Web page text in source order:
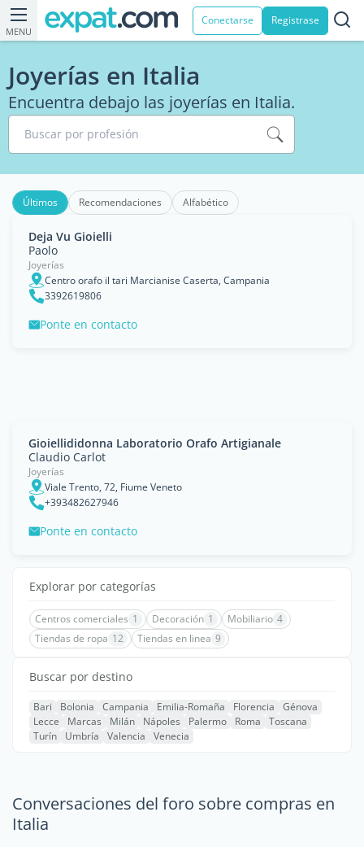
MENU
Conectarse Registrase
Joyerías en Italia
Encuentra debajo las joyerías en Italia.
Buscar por profesión
Últimos Recomendaciones Alfabético
Deja Vu Gioielli
Paolo
Joyerías
Centro orafo il tari Marcianise Caserta, Campania
3392619806
Ponte en contacto
Gioiellididonna Laboratorio Orafo Artigianale
Claudio Carlot
Joyerías
Viale Trento, 72, Fiume Veneto
+393482627946
Ponte en contacto
Explorar por categorías
Centros comerciales 1 Decoración 1 Mobiliario 4
Tiendas de ropa 12 Tiendas en linea 9
Buscar por destino
Bari Bolonia Campania Emilia-Romaña Florencia
Génova
Lecce
Marcas Milán Nápoles Palermo Roma
Toscana
Turín
Umbría Valencia Venecia
Conversaciones del foro sobre compras en
Italia